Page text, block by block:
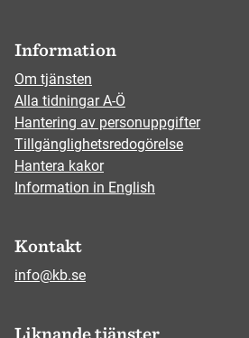
Information
Om tjänsten
Alla tidningar A-Ö
Hantering av personuppgifter
Tillgänglighetsredogörelse
Hantera kakor
Information in English
Kontakt
info@kb.se
Liknande tjänster